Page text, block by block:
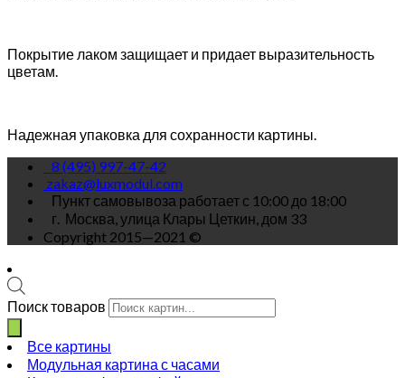
Покрытие лаком защищает и придает выразительность
цветам.
Надежная упаковка для сохранности картины.
8 (495) 997-47-42
zakaz@luxmodul.com
Пункт самовывоза работает с 10:00 до 18:00
г. Москва, улица Клары Цеткин, дом 33
Copyright 2015—2021 ©
Поиск товаров
Все картины
Модульная картина с часами